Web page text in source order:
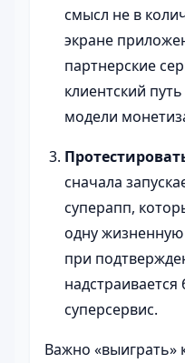
смысл не в
экране
партнерские
клиентский
модели
сначала
суперапп,
одну жизненную
при
суперсервис.
Важно «выиграть»